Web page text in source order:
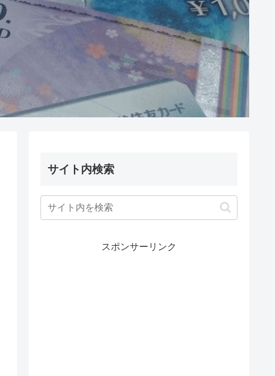
サイト内検索
スポンサーリンク